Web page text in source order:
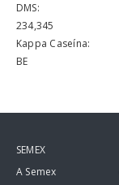
DMS:
234,345
Kappa Caseína:
BE
SEMEX
A Semex